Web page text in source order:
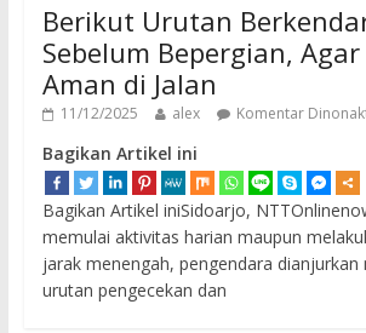
Berikut Urutan
Sebelum Bepergian,
Aman di Jalan
11/12/2025 alex Komentar
Bagikan Artikel ini
Bagikan Artikel iniSidoarjo,
memulai aktivitas harian maupun
jarak menengah, pengendara dianjurkan
urutan pengecekan dan